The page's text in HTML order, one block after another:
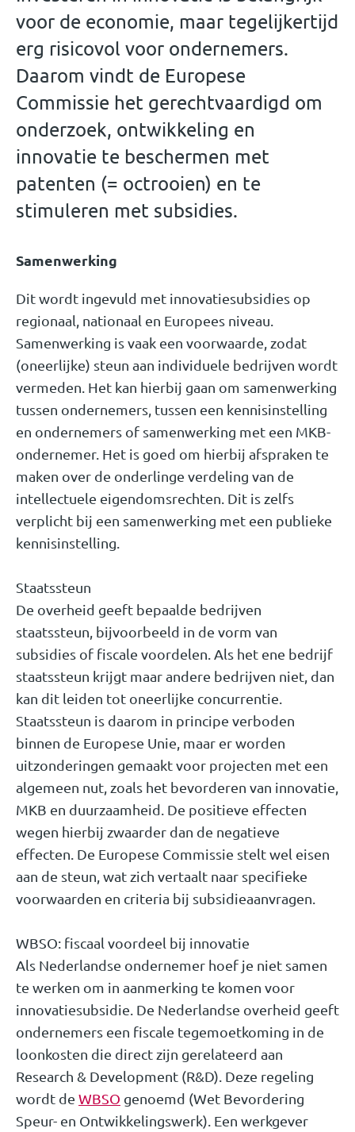
voor de economie, maar tegelijkertijd
erg risicovol voor ondernemers.
Daarom vindt de Europese
Commissie het gerechtvaardigd om
onderzoek, ontwikkeling en
innovatie te beschermen met
patenten (= octrooien) en te
stimuleren met subsidies.
Samenwerking
Dit wordt ingevuld met innovatiesubsidies op
regionaal, nationaal en Europees niveau.
Samenwerking is vaak een voorwaarde, zodat
(oneerlijke) steun aan individuele bedrijven wordt
vermeden. Het kan hierbij gaan om samenwerking
tussen ondernemers, tussen een kennisinstelling
en ondernemers of samenwerking met een MKB-
ondernemer. Het is goed om hierbij afspraken te
maken over de onderlinge verdeling van de
intellectuele eigendomsrechten. Dit is zelfs
verplicht bij een samenwerking met een publieke
kennisinstelling.
Staatssteun
De overheid geeft bepaalde bedrijven
staatssteun, bijvoorbeeld in de vorm van
subsidies of fiscale voordelen. Als het ene bedrijf
staatssteun krijgt maar andere bedrijven niet, dan
kan dit leiden tot oneerlijke concurrentie.
Staatssteun is daarom in principe verboden
binnen de Europese Unie, maar er worden
uitzonderingen gemaakt voor projecten met een
algemeen nut, zoals het bevorderen van innovatie,
MKB en duurzaamheid. De positieve effecten
wegen hierbij zwaarder dan de negatieve
effecten. De Europese Commissie stelt wel eisen
aan de steun, wat zich vertaalt naar specifieke
voorwaarden en criteria bij subsidieaanvragen.
WBSO: fiscaal voordeel bij innovatie
Als Nederlandse ondernemer hoef je niet samen
te werken om in aanmerking te komen voor
innovatiesubsidie. De Nederlandse overheid geeft
ondernemers een fiscale tegemoetkoming in de
loonkosten die direct zijn gerelateerd aan
Research & Development (R&D). Deze regeling
wordt de WBSO genoemd (Wet Bevordering
Speur- en Ontwikkelingswerk). Een werkgever